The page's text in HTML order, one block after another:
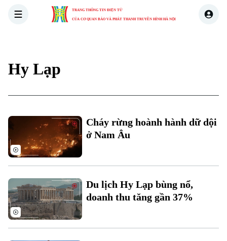
TRANG THÔNG TIN ĐIỆN TỬ
CỦA CƠ QUAN BÁO VÀ PHÁT THANH TRUYỀN HÌNH HÀ NỘI
Hy Lạp
Cháy rừng hoành hành dữ dội
ở Nam Âu
Du lịch Hy Lạp bùng nổ,
doanh thu tăng gần 37%